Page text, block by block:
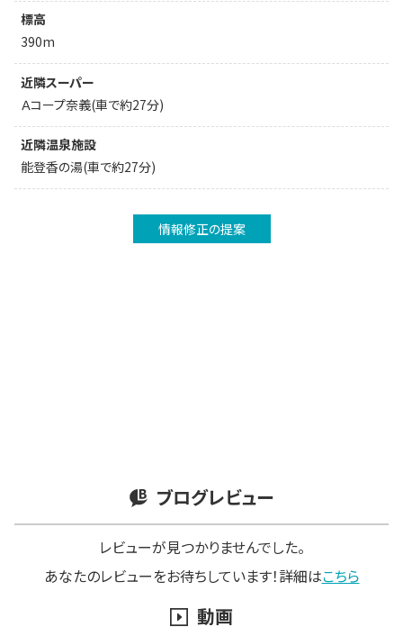
標高
390m
近隣スーパー
Ａコープ奈義(車で約27分)
近隣温泉施設
能登香の湯(車で約27分)
情報修正の提案
ブログレビュー
レビューが見つかりませんでした。
あなたのレビューをお待ちしています！詳細はこちら
動画